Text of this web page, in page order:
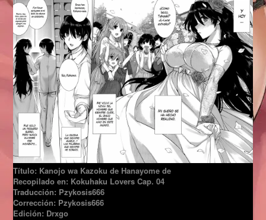
Título: Kanojo wa Kazoku de Hanayome de
Recopilado en: Kokuhaku Lovers Cap. 04
Traducción: Pzykosis666
Corrección: Pzykosis666
Edición: Drxgo